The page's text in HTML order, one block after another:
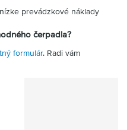
prevádzkové náklady
čerpadla?
formulár. Radi vám